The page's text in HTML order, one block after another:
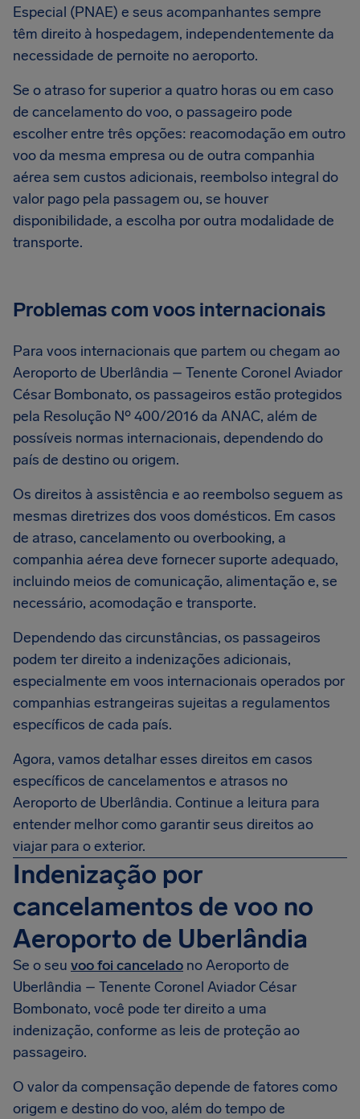
Especial (PNAE) e seus acompanhantes sempre
têm direito à hospedagem, independentemente da
necessidade de pernoite no aeroporto.
Se o atraso for superior a quatro horas ou em caso
de cancelamento do voo, o passageiro pode
escolher entre três opções: reacomodação em outro
voo da mesma empresa ou de outra companhia
aérea sem custos adicionais, reembolso integral do
valor pago pela passagem ou, se houver
disponibilidade, a escolha por outra modalidade de
transporte.
Problemas com voos internacionais
Para voos internacionais que partem ou chegam ao
Aeroporto de Uberlândia – Tenente Coronel Aviador
César Bombonato, os passageiros estão protegidos
pela Resolução Nº 400/2016 da ANAC, além de
possíveis normas internacionais, dependendo do
país de destino ou origem.
Os direitos à assistência e ao reembolso seguem as
mesmas diretrizes dos voos domésticos. Em casos
de atraso, cancelamento ou overbooking, a
companhia aérea deve fornecer suporte adequado,
incluindo meios de comunicação, alimentação e, se
necessário, acomodação e transporte.
Dependendo das circunstâncias, os passageiros
podem ter direito a indenizações adicionais,
especialmente em voos internacionais operados por
companhias estrangeiras sujeitas a regulamentos
específicos de cada país.
Agora, vamos detalhar esses direitos em casos
específicos de cancelamentos e atrasos no
Aeroporto de Uberlândia. Continue a leitura para
entender melhor como garantir seus direitos ao
viajar para o exterior.
Indenização por
cancelamentos de voo no
Aeroporto de Uberlândia
Se o seu voo foi cancelado no Aeroporto de
Uberlândia – Tenente Coronel Aviador César
Bombonato, você pode ter direito a uma
indenização, conforme as leis de proteção ao
passageiro.
O valor da compensação depende de fatores como
origem e destino do voo, além do tempo de